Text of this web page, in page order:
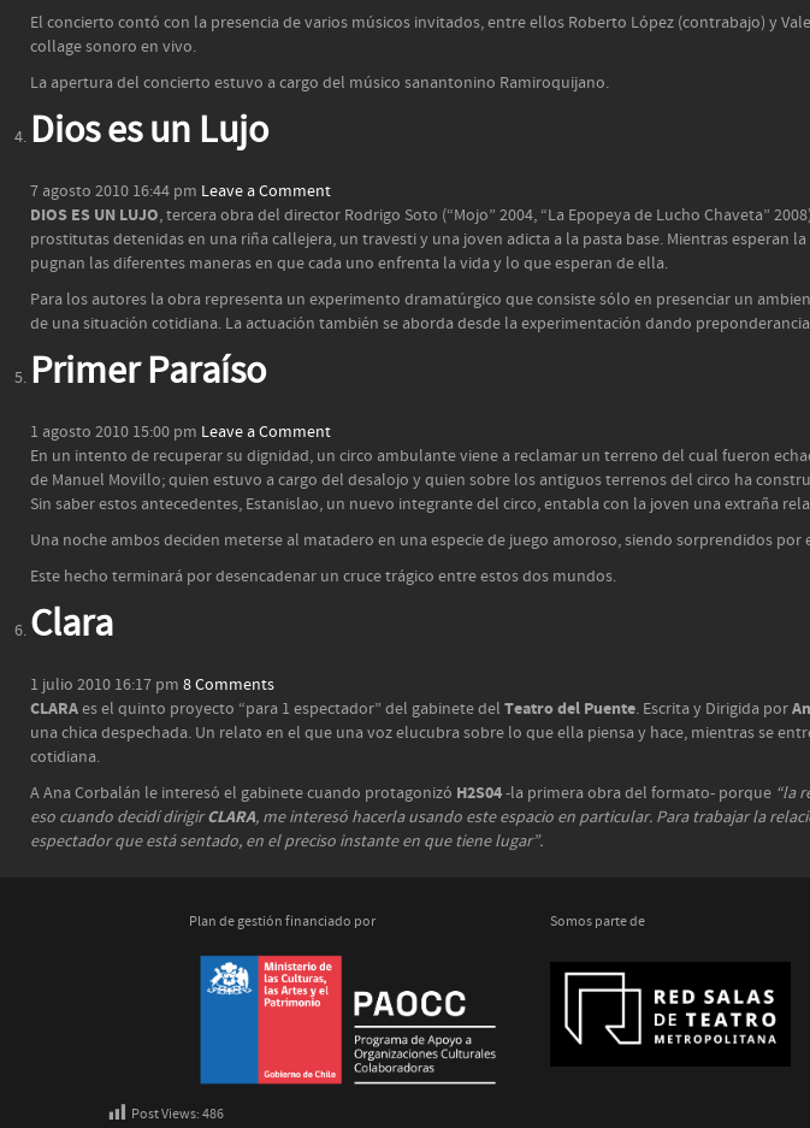
El concierto contó con la presencia de varios músicos invitados, entre ellos Roberto López (contrabajo) y
collage sonoro en vivo.
La apertura del concierto estuvo a cargo del músico sanantonino Ramiroquijano.
Dios es un Lujo
7 agosto 2010 16:44 pm Leave a Comment
DIOS ES UN LUJO, tercera obra del director Rodrigo Soto (“Mojo” 2004, “La Epopeya de Lucho Chaveta”
prostitutas detenidas en una riña callejera, un travesti y una joven adicta a la pasta base. Mientras
pugnan las diferentes maneras en que cada uno enfrenta la vida y lo que esperan de ella.
Para los autores la obra representa un experimento dramatúrgico que consiste sólo en presenciar un
de una situación cotidiana. La actuación también se aborda desde la experimentación dando
Primer Paraíso
1 agosto 2010 15:00 pm Leave a Comment
En un intento de recuperar su dignidad, un circo ambulante viene a reclamar un terreno del cual fueron
de Manuel Movillo; quien estuvo a cargo del desalojo y quien sobre los antiguos terrenos del circo ha
Sin saber estos antecedentes, Estanislao, un nuevo integrante del circo, entabla con la joven una extraña
Una noche ambos deciden meterse al matadero en una especie de juego amoroso, siendo sorprendidos por
Este hecho terminará por desencadenar un cruce trágico entre estos dos mundos.
Clara
1 julio 2010 16:17 pm 8 Comments
CLARAes el quinto proyecto “para 1 espectador” del gabinete del Teatro del Puente. Escrita y Dirigida por
una chica despechada. Un relato en el que una voz elucubra sobre lo que ella piensa y hace, mientras se
cotidiana.
A Ana Corbalán le interesó el gabinete cuando protagonizó H2S04-la primera obra del formato- porque “la
eso cuando decidí dirigirCLARA, me interesó hacerla usando este espacio en particular. Para trabajar la
espectador que está sentado, en el preciso instante en que tiene lugar”.
Plan de gestión financiado por Somos parte de
Post Views:486